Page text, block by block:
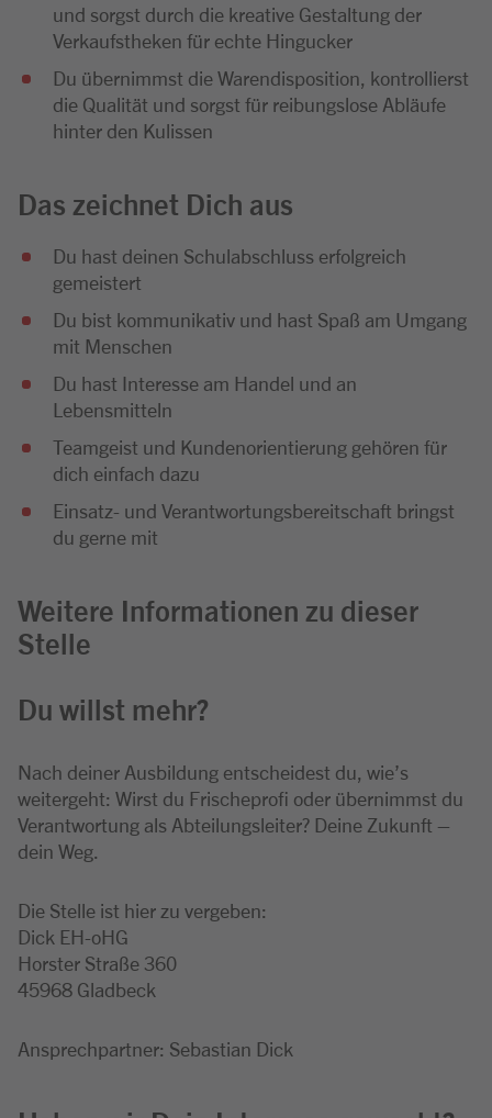
und sorgst durch die kreative Gestaltung der
Verkaufstheken für echte Hingucker
Du übernimmst die Warendisposition, kontrollierst
die Qualität und sorgst für reibungslose Abläufe
hinter den Kulissen
Das zeichnet Dich aus
Du hast deinen Schulabschluss erfolgreich
gemeistert
Du bist kommunikativ und hast Spaß am Umgang
mit Menschen
Du hast Interesse am Handel und an
Lebensmitteln
Teamgeist und Kundenorientierung gehören für
dich einfach dazu
Einsatz- und Verantwortungsbereitschaft bringst
du gerne mit
Weitere Informationen zu dieser
Stelle
Du willst mehr?
Nach deiner Ausbildung entscheidest du, wie’s
weitergeht: Wirst du Frischeprofi oder übernimmst du
Verantwortung als Abteilungsleiter? Deine Zukunft –
dein Weg.
Die Stelle ist hier zu vergeben:
Dick EH-oHG
Horster Straße 360
45968 Gladbeck
Ansprechpartner: Sebastian Dick